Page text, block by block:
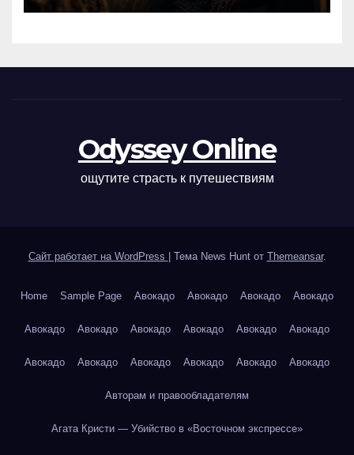
Odyssey Online
ощутите страсть к путешествиям
Сайт работает на WordPress Тема News Hunt от Themeansar.
Home Sample Page Авокадо Авокадо Авокадо Авокадо
Авокадо Авокадо Авокадо Авокадо Авокадо Авокадо
Авокадо Авокадо Авокадо Авокадо Авокадо Авокадо
Авторам и правообладателям
Агата Кристи — Убийство в «Восточном экспрессе»